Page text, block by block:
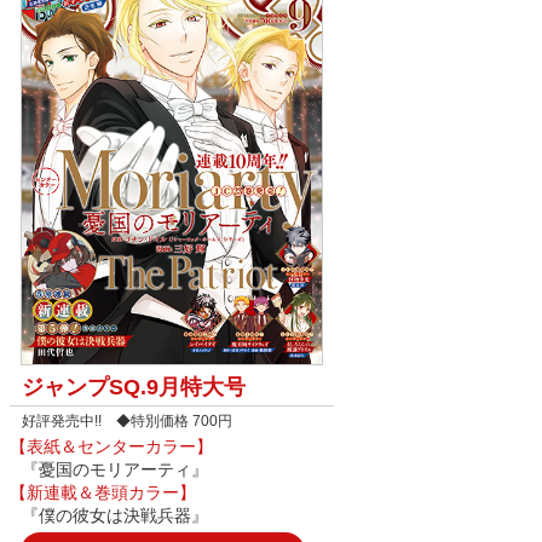
ジャンプSQ.9月特大号
好評発売中!! ◆特別価格 700円
【表紙＆センターカラー】
『憂国のモリアーティ』
【新連載＆巻頭カラー】
『僕の彼女は決戦兵器』